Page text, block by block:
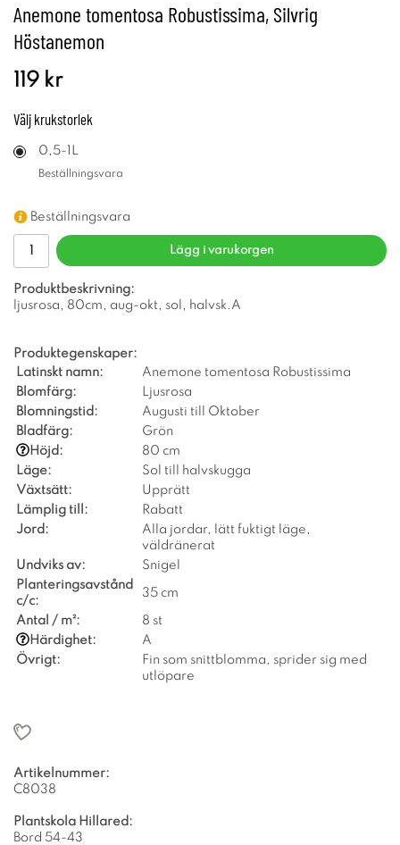
Anemone tomentosa Robustissima, Silvrig
Höstanemon
119 kr
Välj krukstorlek
0,5-1L
Beställningsvara
Beställningsvara
Lägg i varukorgen
Produktbeskrivning:
ljusrosa, 80cm, aug-okt, sol, halvsk.A
Produktegenskaper:
Latinskt namn:
Anemone tomentosa Robustissima
Blomfärg:
Ljusrosa
Blomningstid:
Augusti till Oktober
Bladfärg:
Grön
Höjd:
80 cm
Läge:
Sol till halvskugga
Växtsätt:
Upprätt
Lämplig till:
Rabatt
Jord:
Alla jordar, lätt fuktigt läge,
väldränerat
Undviks av:
Snigel
Planteringsavstånd
c/c:
35 cm
Antal / m²:
8 st
Härdighet:
A
Övrigt:
Fin som snittblomma, sprider sig med
utlöpare
Artikelnummer:
C8038
Plantskola Hillared:
Bord 54-43